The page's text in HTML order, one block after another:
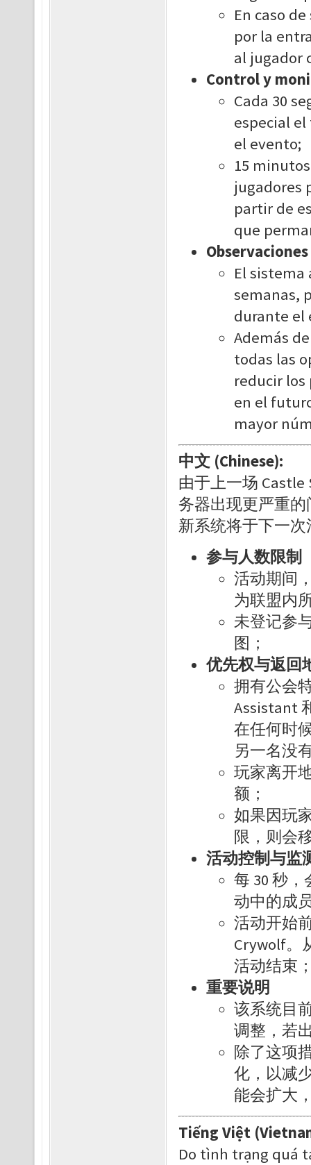
En caso
por la
al jugador
Control y
Cada 30
especial
el evento;
15
jugadores
partir de
que
El sistema
semanas,
durante el
Además
todas las
reducir los
en el
mayor
中文 (Chinese):
由于上一场
务器出现更严重
新系统将于下一
参与人数限制
活动期间
为联盟内
未登记参
图；
优先权与返回
拥有公会
Assistant
在任何时
另一名没
玩家离开
额；
如果因玩
限，则会
活动控制与监
每 30 秒
动中的成
活动开始
Crywolf。
活动结束
重要说明
该系统目
调整，若
除了这项
化，以减
能会扩大
Tiếng Việt
Do tình trạng quá